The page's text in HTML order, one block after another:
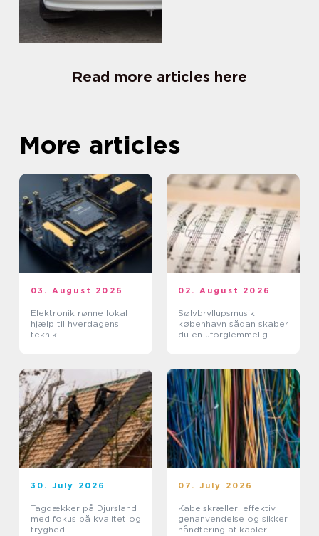
Read more articles here
More articles
03. August 2026
Elektronik rønne lokal
hjælp til hverdagens
teknik
02. August 2026
Sølvbryllupsmusik
københavn sådan skaber
du en uforglemmelig
30. July 2026
Tagdækker på Djursland
med fokus på kvalitet og
tryghed
07. July 2026
Kabelskræller: effektiv
genanvendelse og sikker
håndtering af kabler